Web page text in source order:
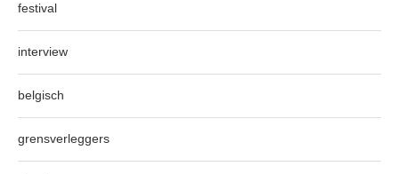
festival
interview
belgisch
grensverleggers